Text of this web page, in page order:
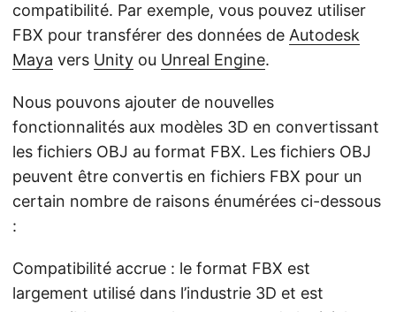
compatibilité. Par exemple, vous pouvez utiliser
FBX pour transférer des données de Autodesk
Maya vers Unity ou Unreal Engine.
Nous pouvons ajouter de nouvelles
fonctionnalités aux modèles 3D en convertissant
les fichiers OBJ au format FBX. Les fichiers OBJ
peuvent être convertis en fichiers FBX pour un
certain nombre de raisons énumérées ci-dessous
:
Compatibilité accrue : le format FBX est
largement utilisé dans l’industrie 3D et est